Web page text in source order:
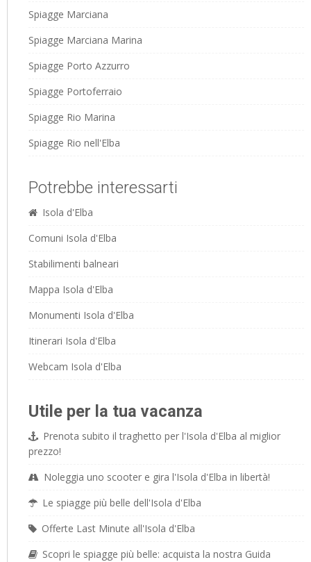
Spiagge Marciana
Spiagge Marciana Marina
Spiagge Porto Azzurro
Spiagge Portoferraio
Spiagge Rio Marina
Spiagge Rio nell'Elba
Potrebbe interessarti
Isola d'Elba
Comuni Isola d'Elba
Stabilimenti balneari
Mappa Isola d'Elba
Monumenti Isola d'Elba
Itinerari Isola d'Elba
Webcam Isola d'Elba
Utile per la tua vacanza
Prenota subito il traghetto per l'Isola d'Elba al miglior
prezzo!
Noleggia uno scooter e gira l'Isola d'Elba in libertà!
Le spiagge più belle dell'Isola d'Elba
Offerte Last Minute all'Isola d'Elba
Scopri le spiagge più belle: acquista la nostra Guida